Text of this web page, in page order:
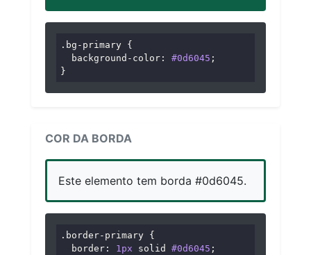
.bg-primary {
background-color : #0d6045 ;
}
COR DA BORDA
Este elemento tem borda #0d6045.
.border-primary {
border : 1px solid #0d6045 ;